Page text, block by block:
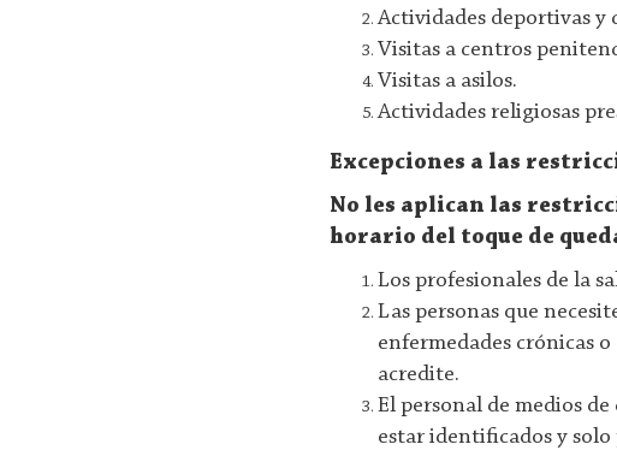
Actividades deportivas y
Visitas a centros
Visitas a asilos.
Actividades religiosas
Excepciones a las
No les aplican las
horario del toque de
Los profesionales de la
Las personas que
enfermedades crónicas
acredite.
El personal de medios
estar identificados y